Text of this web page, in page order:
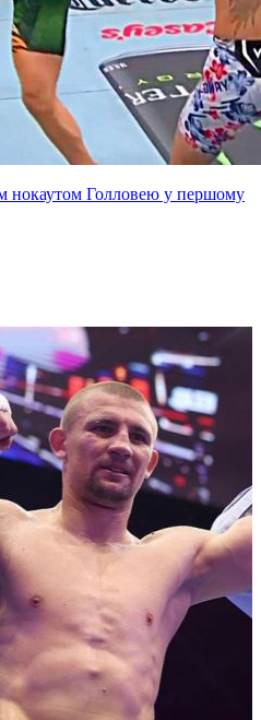
нокаутом Голловею у першому